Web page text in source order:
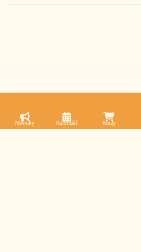
Novinky Kalendář Kurzy